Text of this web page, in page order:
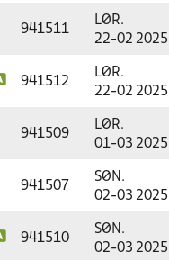
941511
LØR.
22-02 2025
941512
LØR.
22-02 2025
941509
LØR.
01-03 2025
941507
SØN.
02-03 2025
941510
SØN.
02-03 2025